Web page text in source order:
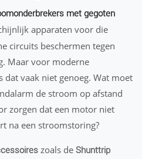
met gegoten
apparaten voor die
circuits beschermen tegen
Maar voor moderne
vaak niet genoeg. Wat moet
de stroom op afstand
zorgen dat een motor niet
na een stroomstoring?
zoals de Shunttrip